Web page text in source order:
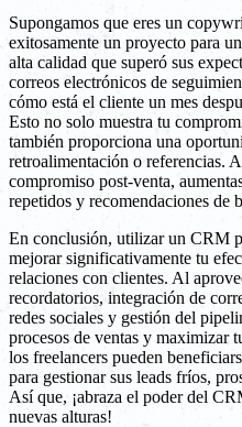
Supongamos que eres un
exitosamente un proyecto para
alta calidad que superó sus
correos electrónicos de
cómo está el cliente un mes
Esto no solo muestra tu
también proporciona una
retroalimentación o referencias.
compromiso post-venta,
repetidos y recomendaciones de
En conclusión, utilizar un CRM
mejorar significativamente tu
relaciones con clientes. Al
recordatorios, integración de
redes sociales y gestión del
procesos de ventas y maximizar
los freelancers pueden
para gestionar sus leads fríos,
Así que, ¡abraza el poder del
nuevas alturas!